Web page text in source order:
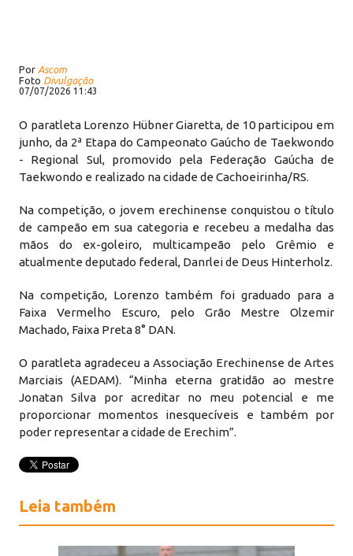
Por Ascom
Foto Divulgação
07/07/2026 11:43
O paratleta Lorenzo Hübner Giaretta, de 10 participou em
junho, da 2ª Etapa do Campeonato Gaúcho de Taekwondo
- Regional Sul, promovido pela Federação Gaúcha de
Taekwondo e realizado na cidade de Cachoeirinha/RS.
Na competição, o jovem erechinense conquistou o título
de campeão em sua categoria e recebeu a medalha das
mãos do ex-goleiro, multicampeão pelo Grêmio e
atualmente deputado federal, Danrlei de Deus Hinterholz.
Na competição, Lorenzo também foi graduado para a
Faixa Vermelho Escuro, pelo Grão Mestre Olzemir
Machado, Faixa Preta 8° DAN.
O paratleta agradeceu a Associação Erechinense de Artes
Marciais (AEDAM). “Minha eterna gratidão ao mestre
Jonatan Silva por acreditar no meu potencial e me
proporcionar momentos inesquecíveis e também por
poder representar a cidade de Erechim”.
Leia também